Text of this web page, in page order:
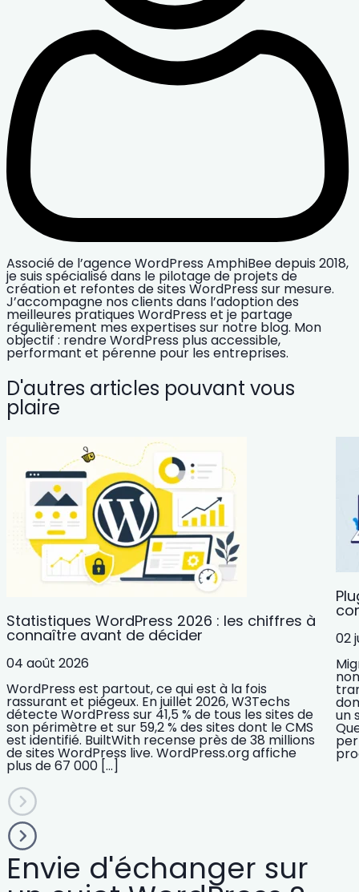
Associé de l’agence WordPress AmphiBee depuis 2018,
je suis spécialisé dans le pilotage de projets de
création et refontes de sites WordPress sur mesure.
J’accompagne nos clients dans l’adoption des
meilleures pratiques WordPress et je partage
régulièrement mes expertises sur notre blog. Mon
objectif : rendre WordPress plus accessible,
performant et pérenne pour les entreprises.
D'autres articles pouvant vous
plaire
Statistiques WordPress 2026 : les chiffres à
connaître avant de décider
04 août 2026
WordPress est partout, ce qui est à la fois
rassurant et piégeux. En juillet 2026, W3Techs
détecte WordPress sur 41,5 % de tous les sites de
son périmètre et sur 59,2 % des sites dont le CMS
est identifié. BuiltWith recense près de 38 millions
de sites WordPress live. WordPress.org affiche
plus de 67 000 […]
02
un
Envie d'échanger sur